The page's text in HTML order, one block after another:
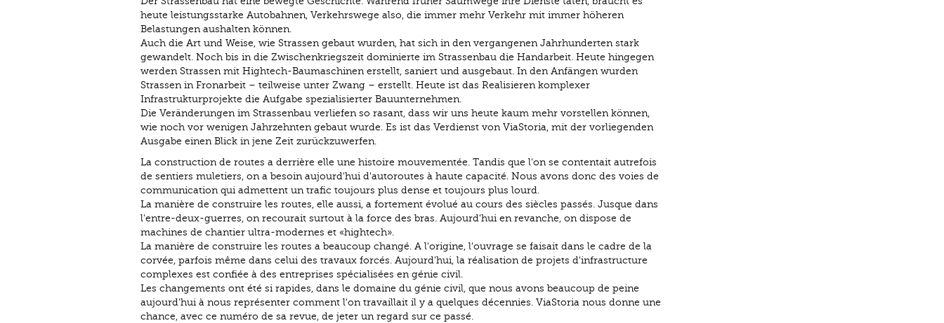
heute leistungsstarke Autobahnen, Verkehrswege also, die immer mehr Verkehr mit immer höheren
Belastungen aushalten können.
Auch die Art und Weise, wie Strassen gebaut wurden, hat sich in den vergangenen Jahrhunderten stark
gewandelt. Noch bis in die Zwischenkriegszeit dominierte im Strassenbau die Handarbeit. Heute hingegen
werden Strassen mit Hightech-Baumaschinen erstellt, saniert und ausgebaut. In den Anfängen wurden
Strassen in Fronarbeit – teilweise unter Zwang – erstellt. Heute ist das Realisieren komplexer
Infrastrukturprojekte die Aufgabe spezialisierter Bauunternehmen.
Die Veränderungen im Strassenbau verliefen so rasant, dass wir uns heute kaum mehr vorstellen können,
wie noch vor wenigen Jahrzehnten gebaut wurde. Es ist das Verdienst von ViaStoria, mit der vorliegenden
Ausgabe einen Blick in jene Zeit zurückzuwerfen.
La construction de routes a derrière elle une histoire mouvementée. Tandis que l'on se contentait autrefois
de sentiers muletiers, on a besoin aujourd'hui d'autoroutes à haute capacité. Nous avons donc des voies de
communication qui admettent un trafic toujours plus dense et toujours plus lourd.
La manière de construire les routes, elle aussi, a fortement évolué au cours des siècles passés. Jusque dans
l'entre-deux-guerres, on recourait surtout à la force des bras. Aujourd'hui en revanche, on dispose de
machines de chantier ultra-modernes et «hightech».
La manière de construire les routes a beaucoup changé. A l'origine, l'ouvrage se faisait dans le cadre de la
corvée, parfois même dans celui des travaux forcés. Aujourd'hui, la réalisation de projets d'infrastructure
complexes est confiée à des entreprises spécialisées en génie civil.
Les changements ont été si rapides, dans le domaine du génie civil, que nous avons beaucoup de peine
aujourd'hui à nous représenter comment l'on travaillait il y a quelques décennies. ViaStoria nous donne une
chance, avec ce numéro de sa revue, de jeter un regard sur ce passé.